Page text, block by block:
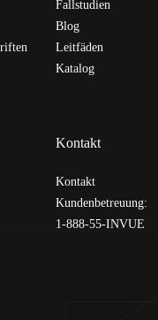
Fallstudien
Blog
Leitfäden
Katalog
Kontakt
Kontakt
Kundenbetreuung:
1-888-55-INVUE